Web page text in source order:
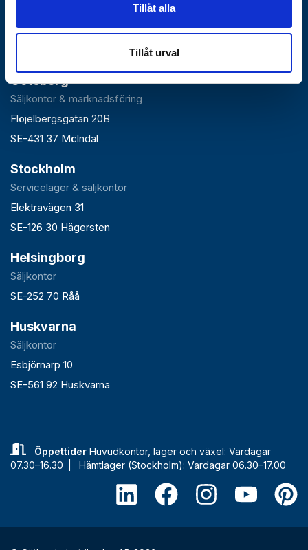
Tillåt alla
Tillåt urval
Huvudlager, kontor & växel
Roxnäsvägen 14
Göteborg
Säljkontor & marknadsföring
Flöjelbergsgatan 20B
SE-431 37 Mölndal
Stockholm
Servicelager & säljkontor
Elektravägen 31
SE-126 30 Hägersten
Helsingborg
Säljkontor
SE-252 70 Råå
Huskvarna
Säljkontor
Esbjörnarp 10
SE-561 92 Huskvarna
ÖppettiderHuvudkontor, lager och växel: Vardagar
07.30–16.30 | Hämtlager (Stockholm): Vardagar 06.30–17.00